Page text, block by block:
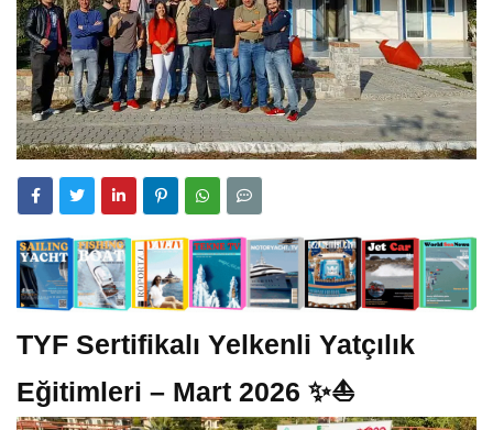
TYF Sertifikalı Yelkenli Yatçılık
Eğitimleri – Mart 2026 ✨⛵